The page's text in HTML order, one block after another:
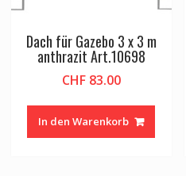
Dach für Gazebo 3 x 3 m
anthrazit Art.10698
CHF83.00
In den Warenkorb